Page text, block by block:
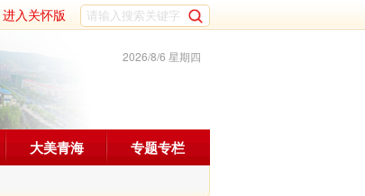
进入关怀版
2026/8/6 星期四
大美青海 专题专栏